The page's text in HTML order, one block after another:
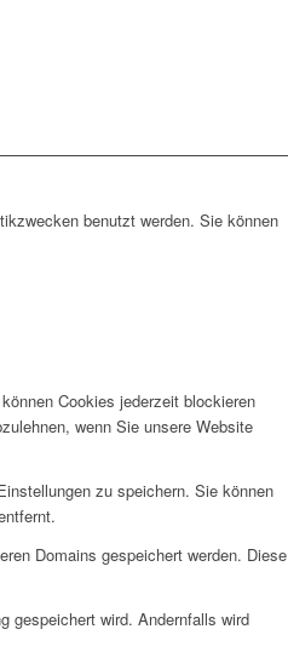
benutzt werden. Sie können
Cookies jederzeit blockieren
wenn Sie unsere Website
zu speichern. Sie können
Domains gespeichert werden. Diese
gespeichert wird. Andernfalls wird